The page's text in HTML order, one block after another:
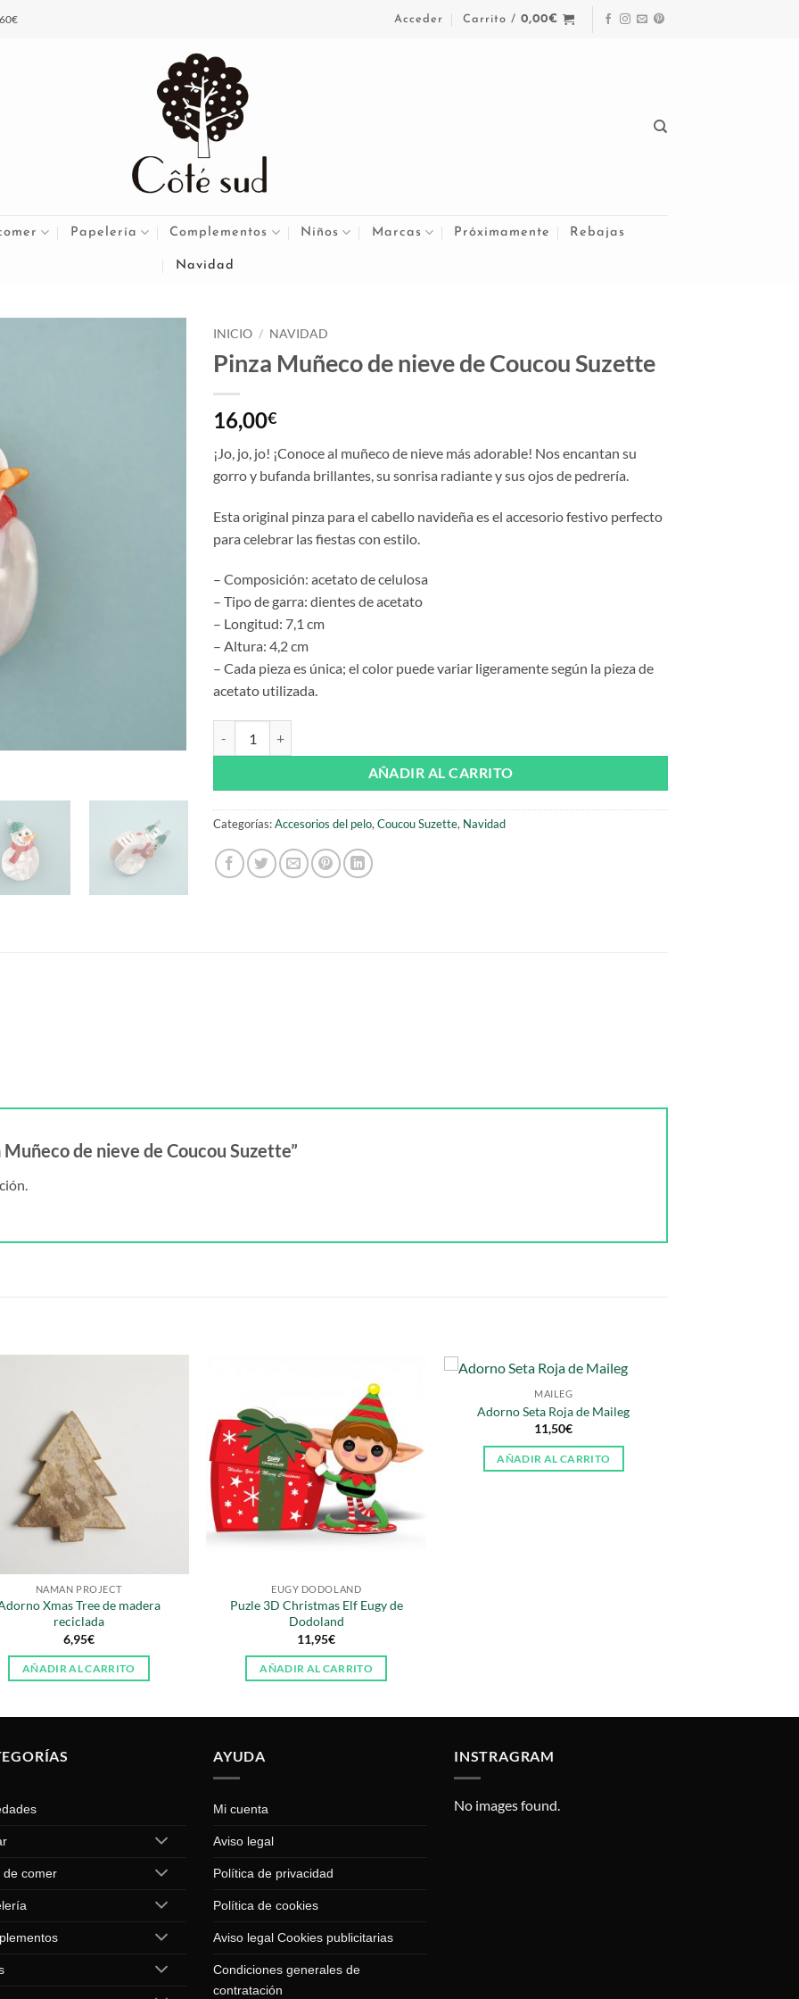
Acceder Carrito /0,00€
Papelería Complementos Niños Marcas Próximamente Rebajas
Navidad
INICIO / NAVIDAD
Pinza Muñeco de nieve de Coucou Suzette
16,00€
¡Jo, jo, jo! ¡Conoce al muñeco de nieve más adorable! Nos encantan su
gorro y bufanda brillantes, su sonrisa radiante y sus ojos de pedrería.
Esta original pinza para el cabello navideña es el accesorio festivo perfecto
para celebrar las fiestas con estilo.
– Composición: acetato de celulosa
– Tipo de garra: dientes de acetato
– Longitud: 7,1 cm
– Altura: 4,2 cm
– Cada pieza es única; el color puede variar ligeramente según la pieza de
acetato utilizada.
AÑADIR AL CARRITO
Categorías:Accesorios del pelo, Coucou Suzette, Navidad
de nieve de Coucou Suzette”
NAMAN PROJECT
Xmas Tree de madera
reciclada
6,95€
AÑADIR AL CARRITO
EUGY DODOLAND
Puzle 3D Christmas Elf Eugy de
Dodoland
11,95€
AÑADIR AL CARRITO
MAILEG
Adorno Seta Roja de Maileg
11,50€
AÑADIR AL CARRITO
de comer
AYUDA
Mi cuenta
Aviso legal
Política de privacidad
Política de cookies
Aviso legal Cookies publicitarias
Condiciones generales de
contratación
INSTRAGRAM
No images found.